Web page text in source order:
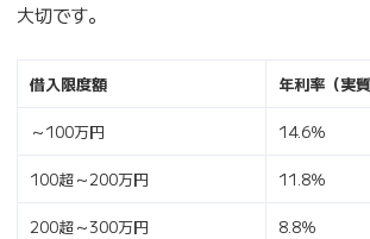
大切です。
借入限度額 年利率（実質
～100万円 14.6％
100超～200万円 11.8％
200超～300万円 8.8％